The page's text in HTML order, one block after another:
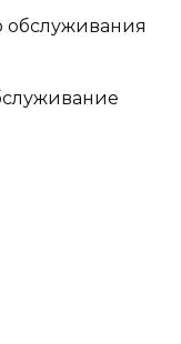
обслуживания